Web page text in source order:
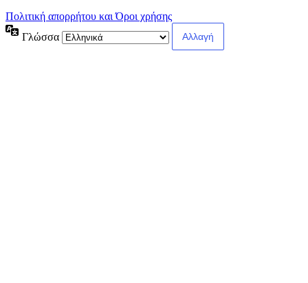
Πολιτική απορρήτου και Όροι χρήσης
Γλώσσα